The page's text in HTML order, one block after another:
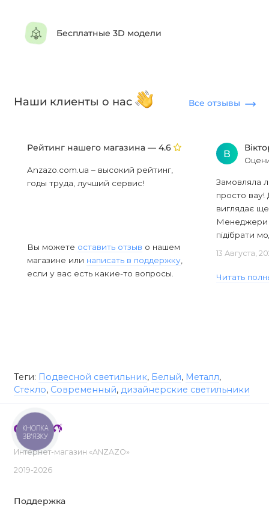
Бесплатные 3D модели
Наши клиенты о нас Все отзывы
Рейтинг нашего магазина — 4.6
Anzazo.com.ua – высокий рейтинг,
годы труда, лучший сервис!
Вы можете оставить отзыв о нашем
магазине или написать в поддержку
если у вас есть какие-то вопросы.
В
Замовляла
просто вау!
виглядає
Менеджери
підібрати
13 Августа,
Читать
Теги: Подвесной светильник, Белый, Металл,
Стекло, Современный, дизайнерские светильники
Интернет-магазин «ANZAZO»
2019-2026
Поддержка
КНОПКА
ЗВ'ЯЗКУ